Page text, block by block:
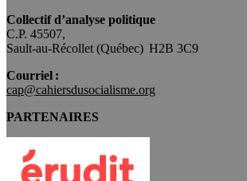
Collectif d’analyse politique
C.P. 45507,
Sault-au-Récollet (Québec) H2B 3C9
Courriel :
cap@cahiersdusocialisme.org
PARTENAIRES